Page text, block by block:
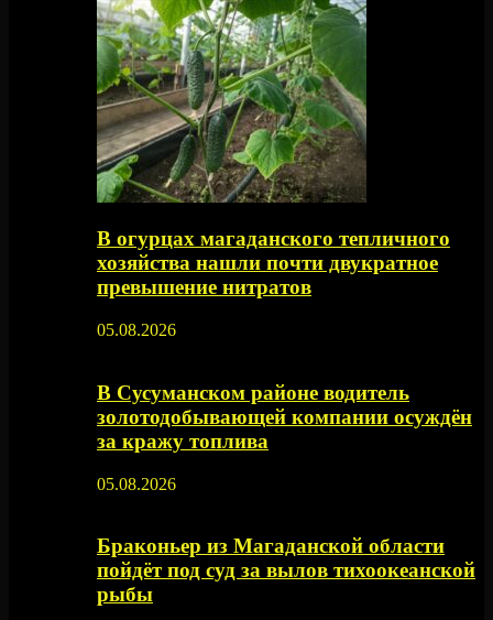
В огурцах магаданского тепличного
хозяйства нашли почти двукратное
превышение нитратов
05.08.2026
В Сусуманском районе водитель
золотодобывающей компании осуждён
за кражу топлива
05.08.2026
Браконьер из Магаданской области
пойдёт под суд за вылов тихоокеанской
рыбы